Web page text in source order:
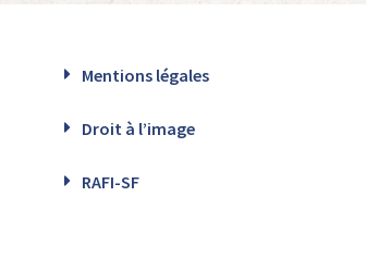
Mentions légales
Droit à l’image
RAFI-SF